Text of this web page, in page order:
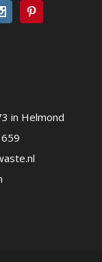
in Helmond